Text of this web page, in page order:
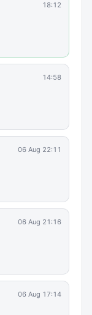
18:12
14:58
06 Aug 22:11
06 Aug 21:16
06 Aug 17:14